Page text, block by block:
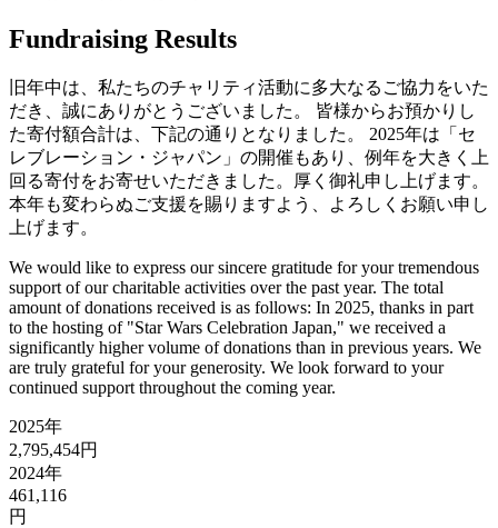
Fundraising Results
旧年中は、私たちのチャリティ活動に多大なるご協力をいた
だき、誠にありがとうございました。 皆様からお預かりし
た寄付額合計は、下記の通りとなりました。 2025年は「セ
レブレーション・ジャパン」の開催もあり、例年を大きく上
回る寄付をお寄せいただきました。厚く御礼申し上げます。
本年も変わらぬご支援を賜りますよう、よろしくお願い申し
上げます。
We would like to express our sincere gratitude for your tremendous
support of our charitable activities over the past year. The total
amount of donations received is as follows: In 2025, thanks in part
to the hosting of "Star Wars Celebration Japan," we received a
significantly higher volume of donations than in previous years. We
are truly grateful for your generosity. We look forward to your
continued support throughout the coming year.
2025年
2,795,454円
2024年
461,116
円